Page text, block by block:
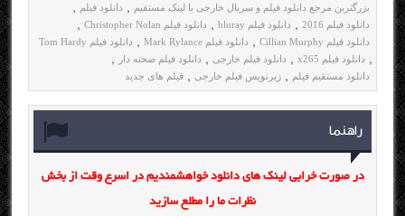
بزرگترین مرجع دانلود فیلم و سریال خارجی با لینک مستقیم , دانلود فیلم ,
دانلود فیلم 2016 , دانلود فیلم bluray , دانلود فیلم Christopher Nolan ,
دانلود فیلم Cillian Murphy , دانلود فیلم Mark Rylance , دانلود فیلم Tom Hardy
, دانلود فیلم x265 , دانلود فیلم خارجی , دانلود فیلم صحنه دار ,
دانلود مستقیم فیلم , زیرنویس فیلم خارجی , فیلم های جدید
راهنما
در صورت خرابی لینک های دانلود خواهشمندیم در اسرع وقت از بخش
نظرات ما را مطلع سازید